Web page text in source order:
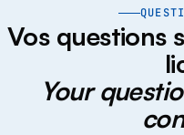
Vos questions
Your